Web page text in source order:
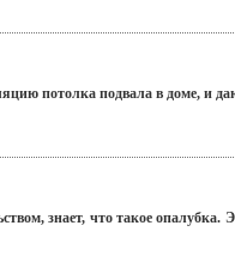
потолка подвала в доме, и
знает, что такое